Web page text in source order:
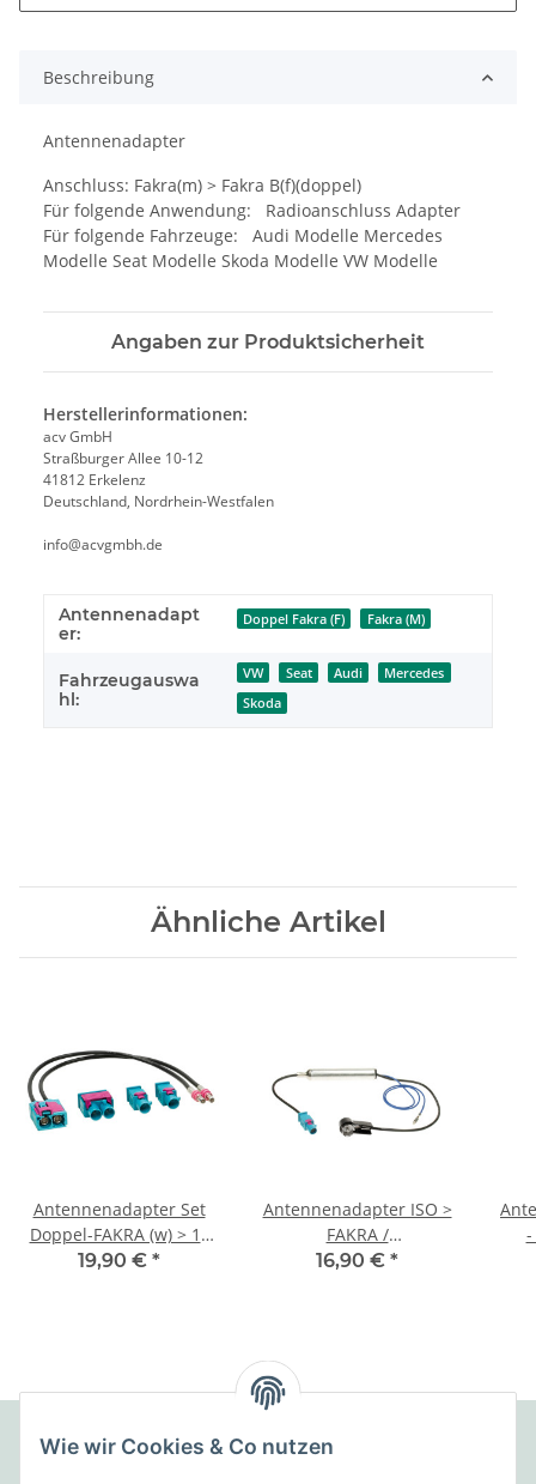
Beschreibung
Antennenadapter
Anschluss: Fakra(m) > Fakra B(f)(doppel)
Für folgende Anwendung: Radioanschluss Adapter
Für folgende Fahrzeuge: Audi Modelle Mercedes
Modelle Seat Modelle Skoda Modelle VW Modelle
Angaben zur Produktsicherheit
Herstellerinformationen:
acv GmbH
Straßburger Allee 10-12
41812 Erkelenz
Deutschland, Nordrhein-Westfalen
info@acvgmbh.de
Antennenadapt
er:
Doppel Fakra (F) Fakra (M)
Fahrzeugauswa
hl:
VW Seat Audi
Mercedes
Skoda
Ähnliche Artikel
Antennenadapter Set
Doppel-FAKRA (w) > 1x
Doppel / 2x Einzel
19,90 € *
Antennenadapter ISO >
FAKRA /
Phantomeinspeisung
16,90 € *
-
Wie wir Cookies & Co nutzen